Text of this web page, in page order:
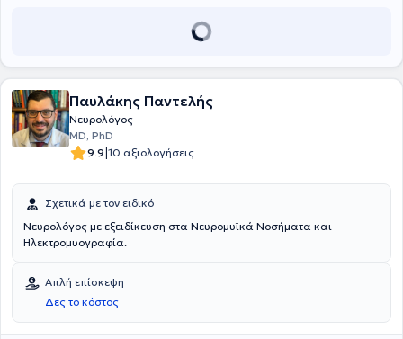
Παυλάκης Παντελής
Νευρολόγος
MD, PhD
9.9|10 αξιολογήσεις
Σχετικά με τον ειδικό
Νευρολόγος με εξειδίκευση στα Νευρομυϊκά Νοσήματα και
Ηλεκτρομυογραφία.
Απλή επίσκεψη
Δες το κόστος